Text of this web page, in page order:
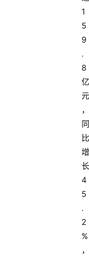
1
5
9
.
8
亿
元
，
同
比
增
长
4
5
.
2
%
，